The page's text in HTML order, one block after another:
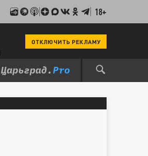
18+
ОТКЛЮЧИТЬ РЕКЛАМУ